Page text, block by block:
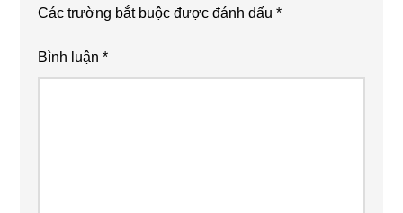
Các trường bắt buộc được đánh dấu*
Bình luận*